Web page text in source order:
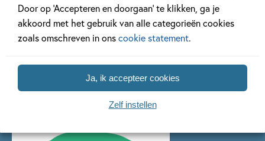
Door op ‘Accepteren en doorgaan’ te klikken, ga je
akkoord met het gebruik van alle categorieën cookies
zoals omschreven in onscookie statement.
Ja, ik accepteer cookies
Zelf instellen
Series van Mary Heylema